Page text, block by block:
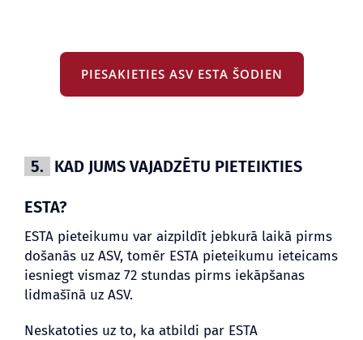
PIESAKIETIES ASV ESTA ŠODIEN
5. KAD JUMS VAJADZĒTU PIETEIKTIES
ESTA?
ESTA pieteikumu var aizpildīt jebkurā laikā pirms
došanās uz ASV, tomēr ESTA pieteikumu ieteicams
iesniegt vismaz 72 stundas pirms iekāpšanas
lidmašīnā uz ASV.
Neskatoties uz to, ka atbildi par ESTA